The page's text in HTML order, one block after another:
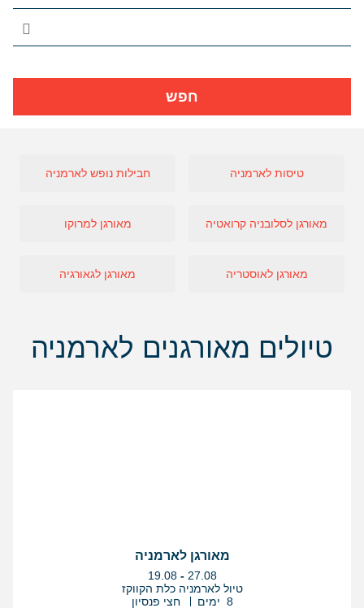
חפש
טיסות לארמניה חבילות נופש לארמניה
מאורגן לסלובניה קרואטיה מאורגן למרוקו
מאורגן לאוסטריה מאורגן לגאורגיה
טיולים מאורגנים לארמניה
מאורגן לארמניה
בין
התאריכים,
19.08 - 27.08
טיול לארמניה כלת הקווקז
8 ימים
חצי פנסיון